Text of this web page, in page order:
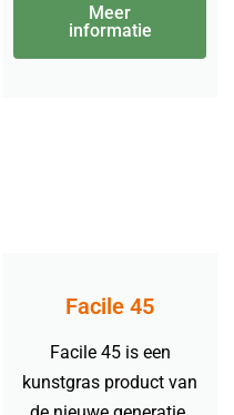
Meer
informatie
Facile 45
Facile 45 is een
kunstgras product van